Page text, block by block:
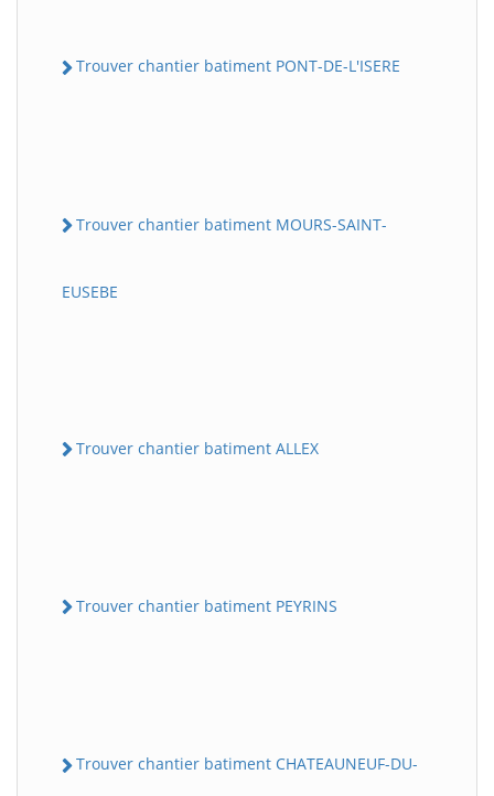
Trouver chantier batiment PONT-DE-L'ISERE
Trouver chantier batiment MOURS-SAINT-
EUSEBE
Trouver chantier batiment ALLEX
Trouver chantier batiment PEYRINS
Trouver chantier batiment CHATEAUNEUF-DU-